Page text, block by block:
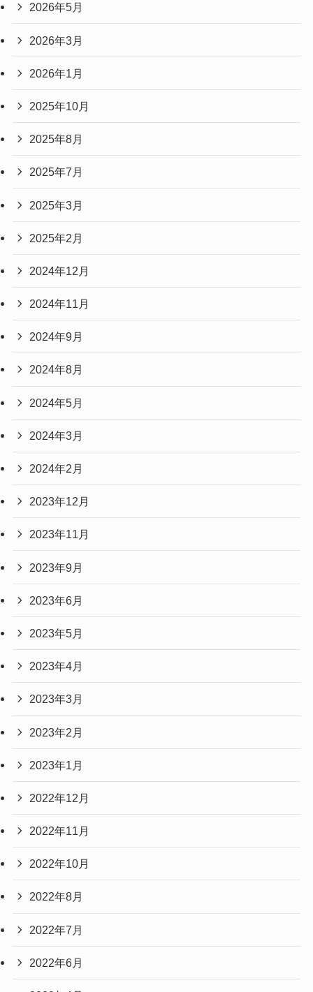
2026年5月
2026年3月
2026年1月
2025年10月
2025年8月
2025年7月
2025年3月
2025年2月
2024年12月
2024年11月
2024年9月
2024年8月
2024年5月
2024年3月
2024年2月
2023年12月
2023年11月
2023年9月
2023年6月
2023年5月
2023年4月
2023年3月
2023年2月
2023年1月
2022年12月
2022年11月
2022年10月
2022年8月
2022年7月
2022年6月